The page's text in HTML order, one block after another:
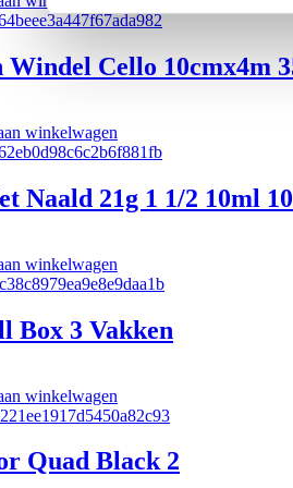
Cello 10cmx4m
winkelwagen
Naald 21g 1 1/2 10ml
winkelwagen
Box 3 Vakken
winkelwagen
Quad Black 2